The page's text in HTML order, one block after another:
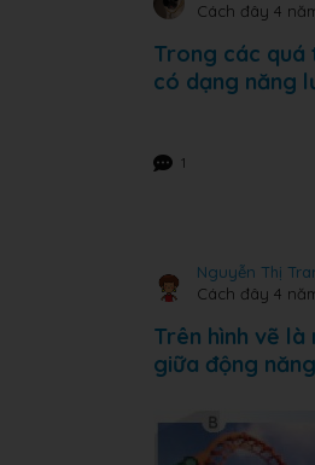
Cách đây 4
Trong các quá
có dạng năng
1
Nguyễn Thị
Cách đây 4
Trên hình vẽ là
giữa động